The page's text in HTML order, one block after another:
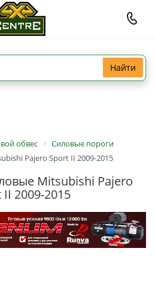
Найти
обвес
Силовые пороги
Pajero Sport II 2009-2015
Mitsubishi Pajero
II 2009-2015